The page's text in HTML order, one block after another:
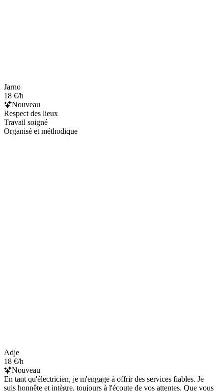
Jarno
18 €/h
Nouveau
Respect des lieux
Travail soigné
Organisé et méthodique
Adje
18 €/h
Nouveau
En tant qu'électricien, je m'engage à offrir des services fiables. Je
suis honnête et intègre, toujours à l'écoute de vos attentes. Que vous